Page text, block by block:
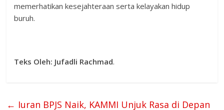
memerhatikan kesejahteraan serta kelayakan hidup
buruh.
Teks Oleh: Jufadli Rachmad.
← Iuran BPJS Naik, KAMMI Unjuk Rasa di Depan